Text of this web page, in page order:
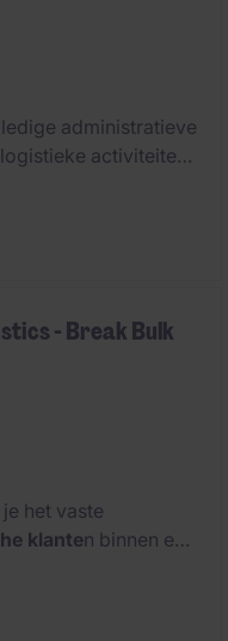
administratieve
activiteiten
vaste
alle processen -
- Break Bulk
het vaste
klanten binnen een
voor een vlotte
Z.